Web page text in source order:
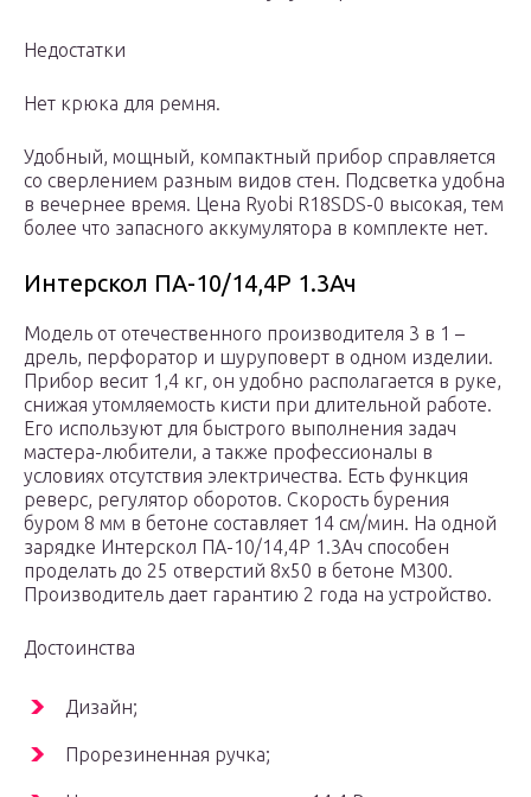
Недостатки
Нет крюка для ремня.
Удобный, мощный, компактный прибор справляется
со сверлением разным видов стен. Подсветка удобна
в вечернее время. Цена Ryobi R18SDS-0 высокая, тем
более что запасного аккумулятора в комплекте нет.
Интерскол ПА-10/14,4Р 1.3Ач
Модель от отечественного производителя 3 в 1 –
дрель, перфоратор и шуруповерт в одном изделии.
Прибор весит 1,4 кг, он удобно располагается в руке,
снижая утомляемость кисти при длительной работе.
Его используют для быстрого выполнения задач
мастера-любители, а также профессионалы в
условиях отсутствия электричества. Есть функция
реверс, регулятор оборотов. Скорость бурения
буром 8 мм в бетоне составляет 14 см/мин. На одной
зарядке Интерскол ПА-10/14,4Р 1.3Ач способен
проделать до 25 отверстий 8х50 в бетоне М300.
Производитель дает гарантию 2 года на устройство.
Достоинства
Дизайн;
Прорезиненная ручка;